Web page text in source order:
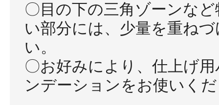
〇目の下の三角ゾーンな
い部分には、少量を重ね
い。
〇お好みにより、仕上げ
ンデーションをお使いく